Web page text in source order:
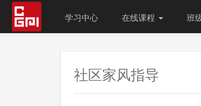
学习中心 在线课程 班
社区家风指导